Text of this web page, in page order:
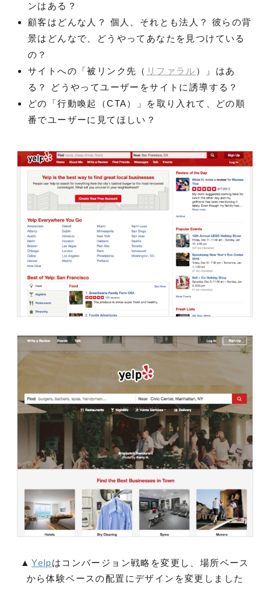
ンはある？
顧客はどんな人？ 個人、それとも法人？ 彼らの背
景はどんなで、どうやってあなたを見つけている
の？
サイトへの「被リンク先（ リファラル ）」はあ
る？ どうやってユーザーをサイトに誘導する？
どの「行動喚起（CTA）」を取り入れて、どの順
番でユーザーに見てほしい？
▲ Yelpはコンバージョン戦略を変更し、場所ベース
から体験ベースの配置にデザインを変更しました